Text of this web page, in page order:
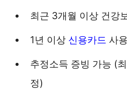
최근 3개월 이상 건강
1년 이상 신용카드 사
추정소득 증빙 가능 (
정)